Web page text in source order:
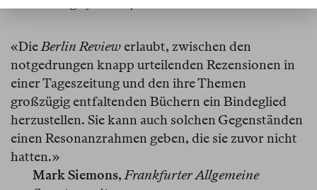
«DieBerlin Review erlaubt, zwischen den
notgedrungen knapp urteilenden Rezensionen in
einer Tageszeitung und den ihre Themen
großzügig entfaltenden Büchern ein Bindeglied
herzustellen. Sie kann auch solchen Gegenständen
einen Resonanzrahmen geben, die sie zuvor nicht
hatten.»
Mark Siemons,Frankfurter Allgemeine